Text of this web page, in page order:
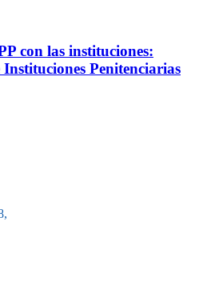
con las instituciones:
Penitenciarias